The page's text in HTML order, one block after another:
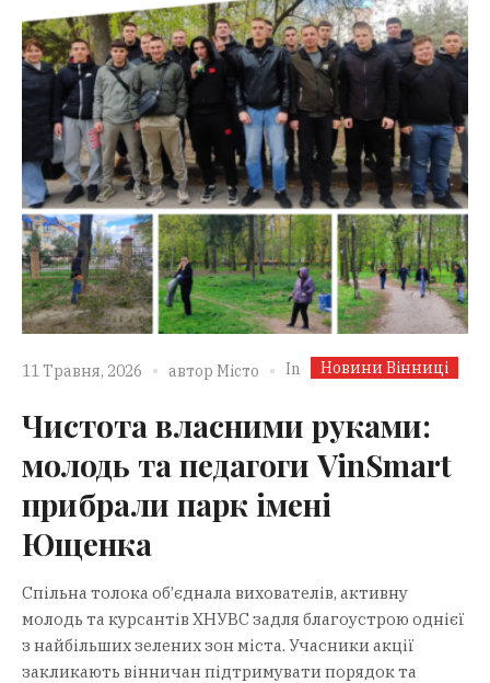
11 Травня, 2026 автор Місто In Новини Вінниці
Чистота власними руками:
молодь та педагоги VinSmart
прибрали парк імені
Ющенка
Спільна толока об’єднала вихователів, активну
молодь та курсантів ХНУВС задля благоустрою однієї
з найбільших зелених зон міста. Учасники акції
закликають вінничан підтримувати порядок та